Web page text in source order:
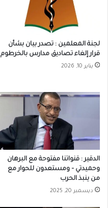
لجنة المعلمين : تصدر بيان بشأن
قرار إلغاء تصاديق مدارس بالخرطوم
يناير 10, 2026
الدقير : قنواتنا مفتوحة مع البرهان
وحميدتي – ومستعدون للحوار مع
من ينبذ الحرب
ديسمبر 20, 2025